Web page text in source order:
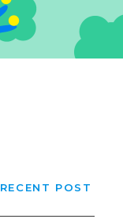
RECENT POST